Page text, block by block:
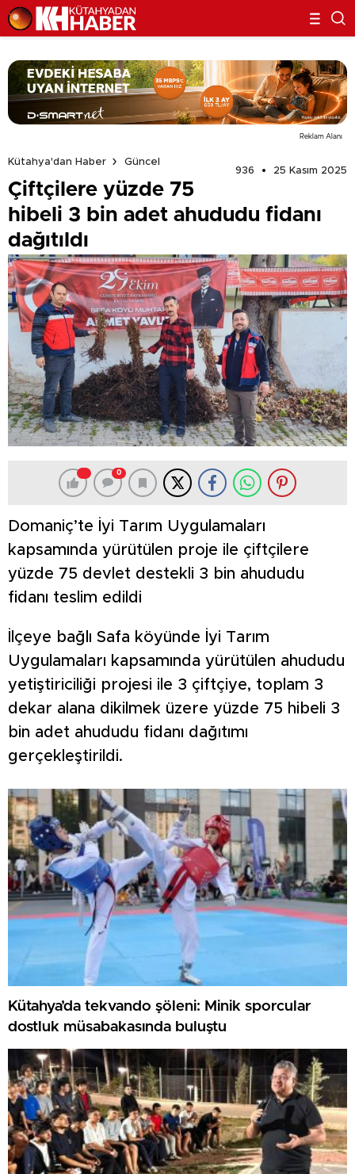
Reklam Alanı
Kütahya'dan Haber
Güncel
936
25 Kasım 2025
Çiftçilere yüzde 75
hibeli 3 bin adet ahududu fidanı
dağıtıldı
0
Domaniç’te İyi Tarım Uygulamaları
kapsamında yürütülen proje ile çiftçilere
yüzde 75 devlet destekli 3 bin ahududu
fidanı teslim edildi
İlçeye bağlı Safa köyünde İyi Tarım
Uygulamaları kapsamında yürütülen ahududu
yetiştiriciliği projesi ile 3 çiftçiye, toplam 3
dekar alana dikilmek üzere yüzde 75 hibeli 3
bin adet ahududu fidanı dağıtımı
gerçekleştirildi.
Kütahya’da tekvando şöleni: Minik sporcular
dostluk müsabakasında buluştu